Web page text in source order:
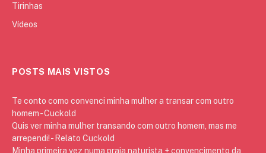
Tirinhas
Vídeos
POSTS MAIS VISTOS
Te conto como convenci minha mulher a transar com outro
homem - Cuckold
Quis ver minha mulher transando com outro homem, mas me
arrependi! - Relato Cuckold
Minha primeira vez numa praia naturista + convencimento da